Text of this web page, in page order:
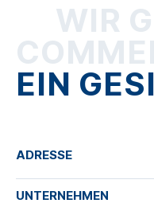
WIR
EIN
ADRESSE
UNTERNEHMEN